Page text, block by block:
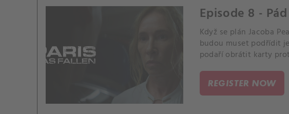
Episode 8 -
Když se plán Jacoba
budou muset podřídit
podaří obrátit karty
REGISTER NOW